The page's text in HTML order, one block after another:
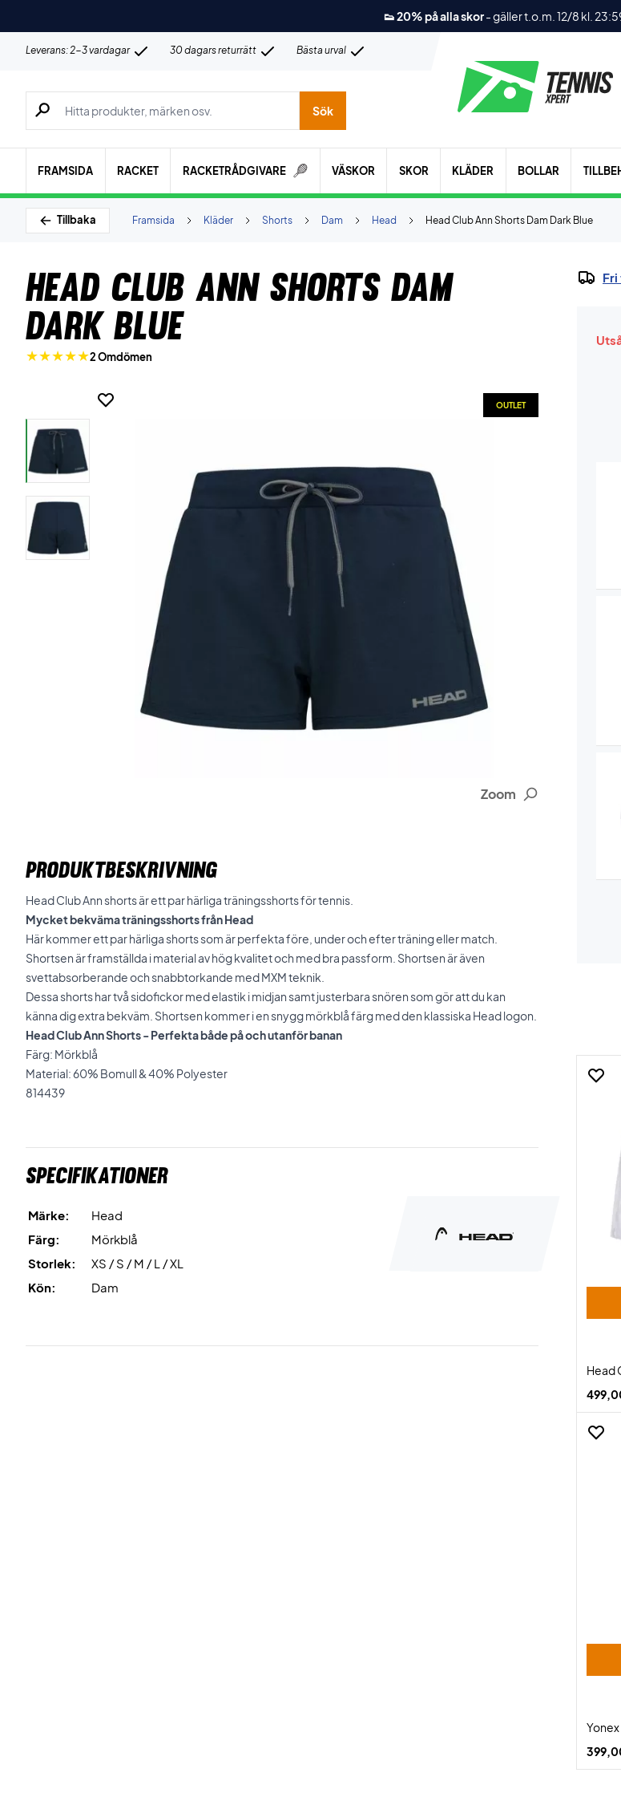
👟 20% på alla skor-gäller t.o.m. 12/8 kl.
Leverans: 2-3 vardagar 30 dagars returrätt Bästa urval
Sök efter produkter, märken osv.
Sök
FRAMSIDA RACKET RACKETRÅDGIVARE VÄSKOR SKOR KLÄDER BOLLAR
Tillbaka Head Club Ann Shorts Dam Dark Blue
Head
Dam
Shorts
Kläder
Framsida
Head Club Ann Shorts Dam
Dark Blue
2 Omdömen
Zoom
OUTLET
PRODUKTBESKRIVNING
Head Club Ann shorts är ett par härliga träningsshorts för tennis.
Mycket bekväma träningsshorts från Head
Här kommer ett par härliga shorts som är perfekta före, under och efter träning eller match.
Shortsen är framställda i material av hög kvalitet och med bra passform. Shortsen är även
svettabsorberande och snabbtorkande med MXM teknik.
Dessa shorts har två sidofickor med elastik i midjan samt justerbara snören som gör att du kan
känna dig extra bekväm. Shortsen kommer i en snygg mörkblå färg med den klassiska Head logon.
Head Club Ann Shorts - Perfekta både på och utanför banan
Färg: Mörkblå
Material: 60% Bomull & 40% Polyester
814439
Specifikationer
Märke:
Head
Färg:
Mörkblå
Storlek:
XS / S / M / L / XL
Kön:
Dam
Head